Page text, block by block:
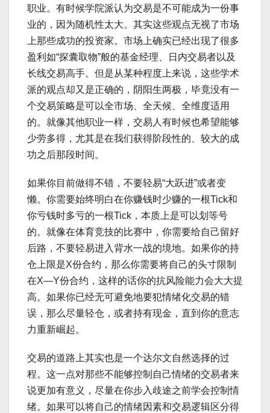
职业。有时候学院派认为交易是不可能成为一份事
业的，因为随机性太大。其实这些观点无视了市场
上那些成功的投资家。市场上确实已经出现了很多
盈利如“探囊取物”般的基金经理、日内交易者以及
长线交易高手。但是从某种程度上来说，这些学术
派的观点却又是正确的，阴阳生两极，毕竟没有一
个交易策略是可以全市场、全天候、全维度适用
的。就像其他职业一样，交易人有时候也希望能够
少劳多得，尤其是在我们获得阶段性的、较大的成
功之后那段时间。
如果你目前做得不错，不要轻易“大跃进”或者变
懒。你需要始终明白在你赚钱时少赚的一根Tick和
你亏钱时多亏的一根Tick，本质上是可以划等号
的。就像在体育竞技的比赛中，你需要给自己留好
后路，不要轻易进入背水一战的境地。如果你的持
仓上限是X份合约，那么你需要将自己的头寸限制
在X—Y份合约，这样的话你的抗风险能力会大大提
高。如果你已经无可避免地要犯情绪化交易的错
误，那么尽量轻仓，或者持有现金，直到你的意志
力重新崛起。
交易的道路上其实也是一个达尔文自然选择的过
程。这一点对那些不能够控制自己情绪的交易者来
说更加有意义，尽量在你步入歧途之前学会控制情
绪。如果可以将自己的情绪因素和交易逻辑区分得